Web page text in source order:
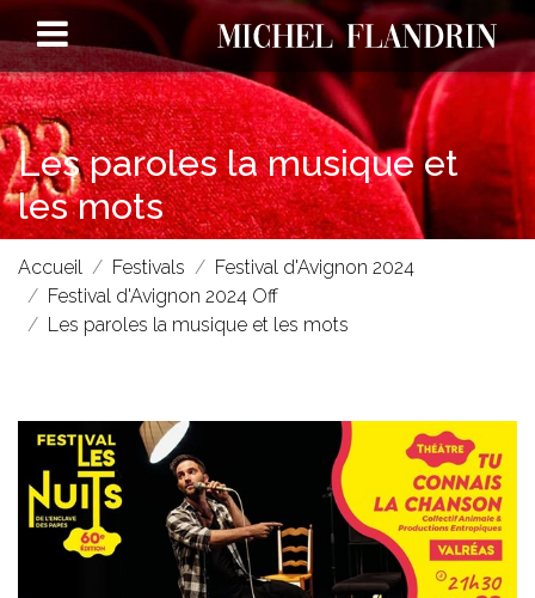
Les paroles la musique et
les mots
Accueil Festivals
Festival d'Avignon 2024
Festival d'Avignon 2024 Off
Les paroles la musique et les mots